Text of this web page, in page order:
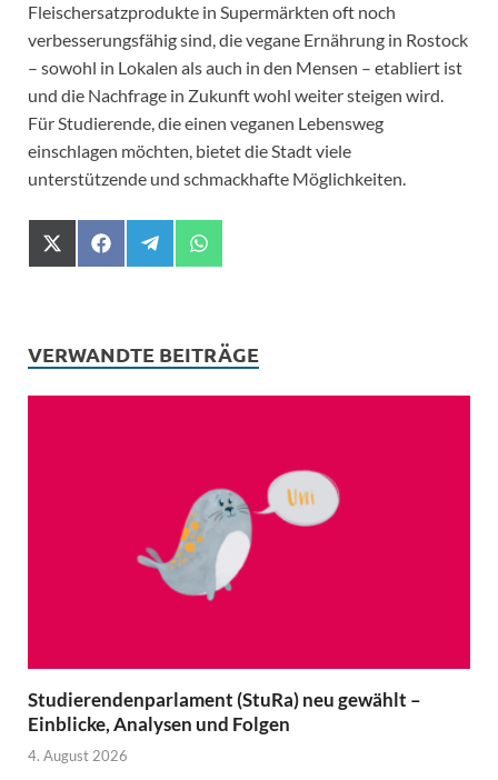
Fleischersatzprodukte in Supermärkten oft noch
verbesserungsfähig sind, die vegane Ernährung in Rostock
– sowohl in Lokalen als auch in den Mensen – etabliert ist
und die Nachfrage in Zukunft wohl weiter steigen wird.
Für Studierende, die einen veganen Lebensweg
einschlagen möchten, bietet die Stadt viele
unterstützende und schmackhafte Möglichkeiten.
X
(
t
e
r
F
a
o
k
e
a
m
W
h
p
p
VERWANDTE BEITRÄGE
Studierendenparlament (StuRa) neu gewählt –
Einblicke, Analysen und Folgen
4. August 2026